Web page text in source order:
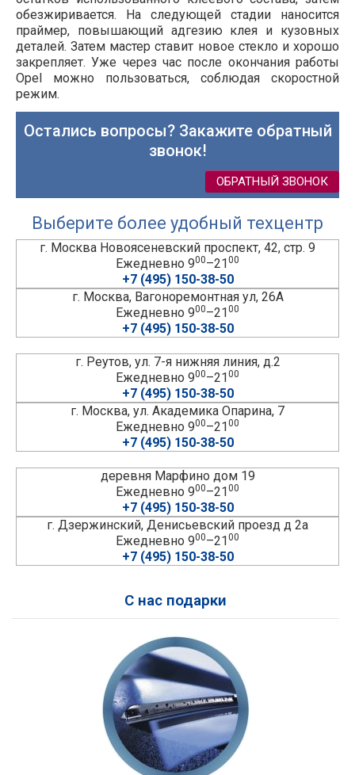
обезжиривается. На следующей стадии наносится
праймер, повышающий адгезию клея и кузовных
деталей. Затем мастер ставит новое стекло и хорошо
закрепляет. Уже через час после окончания работы
Opel можно пользоваться, соблюдая скоростной
режим.
Остались вопросы? Закажите обратный
звонок!
ОБРАТНЫЙ ЗВОНОК
Выберите более удобный техцентр
г. Москва Новоясеневский проспект, 42, стр. 9
Ежедневно 900–2100
+7 (495) 150-38-50
г. Москва, Вагоноремонтная ул, 26А
Ежедневно 900–2100
+7 (495) 150-38-50
г. Реутов, ул. 7-я нижняя линия, д.2
Ежедневно 900–2100
+7 (495) 150-38-50
г. Москва, ул. Академика Опарина, 7
Ежедневно 900–2100
+7 (495) 150-38-50
деревня Марфино дом 19
Ежедневно 900–2100
+7 (495) 150-38-50
г. Дзержинский, Денисьевский проезд д 2а
Ежедневно 900–2100
+7 (495) 150-38-50
С нас подарки